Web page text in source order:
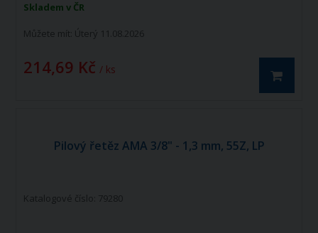
Skladem v ČR
Můžete mít: Úterý 11.08.2026
214,69 Kč / ks
Pilový řetěz AMA 3/8" - 1,3 mm, 55Z, LP
Katalogové číslo: 79280